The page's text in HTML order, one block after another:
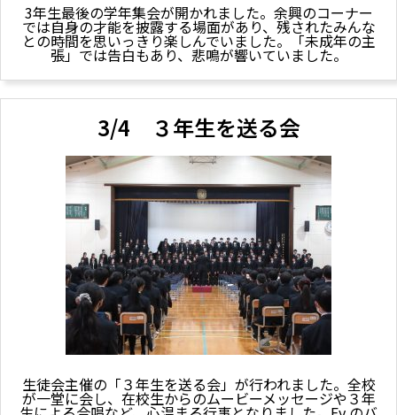
3年生最後の学年集会が開かれました。余興のコーナー
では自身の才能を披露する場面があり、残されたみんな
との時間を思いっきり楽しんでいました。「未成年の主
張」では告白もあり、悲鳴が響いていました。
3/4 ３年生を送る会
生徒会主催の「３年生を送る会」が行われました。全校
が一堂に会し、在校生からのムービーメッセージや３年